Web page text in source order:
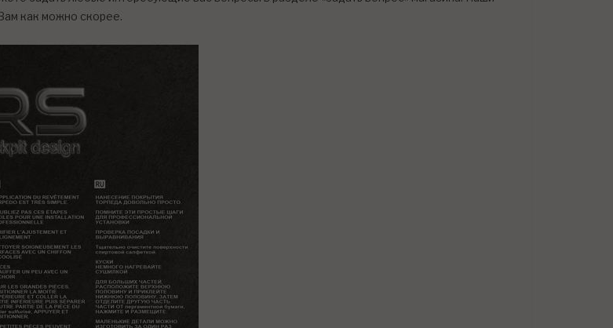
как можно скорее.